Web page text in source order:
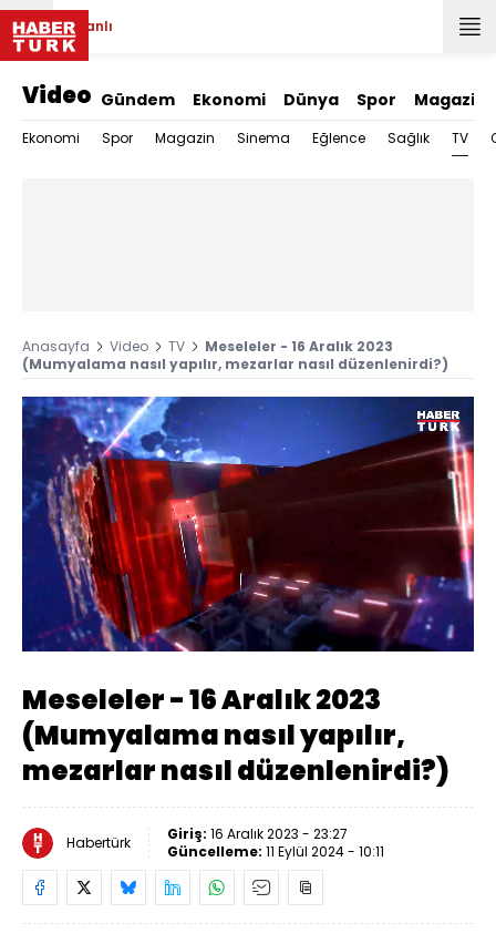
Canlı
Video Gündem Ekonomi Dünya Spor Magazin
Ekonomi Spor Magazin Sinema Eğlence Sağlık TV
Anasayfa Video TV
Meseleler - 16 Aralık 2023
(Mumyalama nasıl yapılır, mezarlar nasıl düzenlenirdi?)
Sesi
Aç
Yüklendi:
1.35%
Oynatma
Hızı
Meseleler - 16 Aralık 2023
(Mumyalama nasıl yapılır,
mezarlar nasıl düzenlenirdi?)
Habertürk Giriş: 16 Aralık 2023 - 23:27
Güncelleme: 11 Eylül 2024 - 10:11